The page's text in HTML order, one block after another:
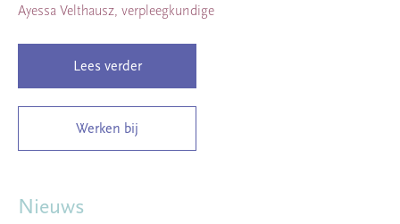
Ayessa Velthausz, verpleegkundige
Lees verder
Werken bij
Nieuws